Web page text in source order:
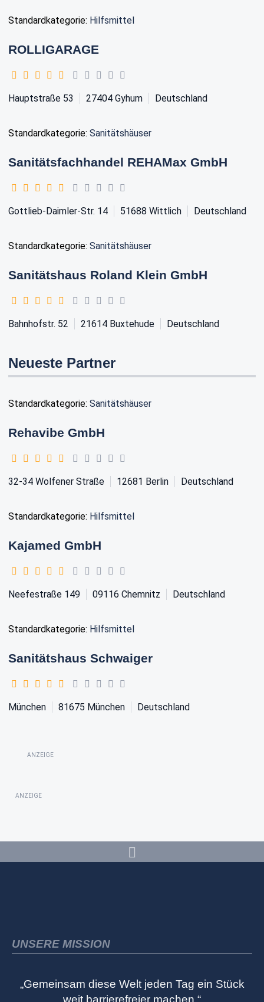
Standardkategorie: Hilfsmittel
ROLLIGARAGE
Hauptstraße 53 27404 Gyhum Deutschland
Standardkategorie: Sanitätshäuser
Sanitätsfachhandel REHAMax GmbH
Gottlieb-Daimler-Str. 14 51688 Wittlich Deutschland
Standardkategorie: Sanitätshäuser
Sanitätshaus Roland Klein GmbH
Bahnhofstr. 52 21614 Buxtehude Deutschland
Neueste Partner
Standardkategorie: Sanitätshäuser
Rehavibe GmbH
32-34 Wolfener Straße 12681 Berlin Deutschland
Standardkategorie: Hilfsmittel
Kajamed GmbH
Neefestraße 149 09116 Chemnitz Deutschland
Standardkategorie: Hilfsmittel
Sanitätshaus Schwaiger
München 81675 München Deutschland
ANZEIGE
ANZEIGE
UNSERE MISSION
„Gemeinsam diese Welt jeden Tag ein Stück
weit barrierefreier machen.“